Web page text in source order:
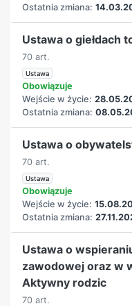
Ostatnia zmiana:
Ustawa o giełdach
70 art.
Ustawa
Obowiązuje
Wejście w życie:
Ostatnia zmiana:
Ustawa o
70 art.
Ustawa
Obowiązuje
Wejście w życie:
Ostatnia zmiana:
Ustawa o
zawodowej oraz w
Aktywny rodzic
70 art.